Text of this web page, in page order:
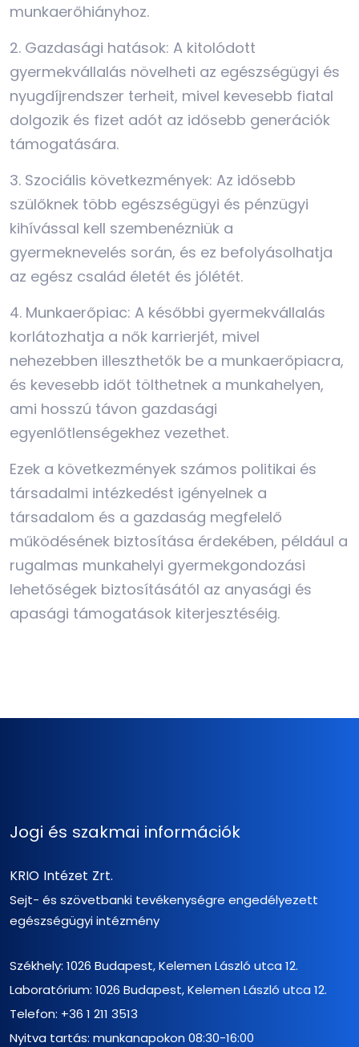
munkaerőhiányhoz.
2. Gazdasági hatások: A kitolódott
gyermekvállalás növelheti az egészségügyi és
nyugdíjrendszer terheit, mivel kevesebb fiatal
dolgozik és fizet adót az idősebb generációk
támogatására.
3. Szociális következmények: Az idősebb
szülőknek több egészségügyi és pénzügyi
kihívással kell szembenézniük a
gyermeknevelés során, és ez befolyásolhatja
az egész család életét és jólétét.
4. Munkaerőpiac: A későbbi gyermekvállalás
korlátozhatja a nők karrierjét, mivel
nehezebben illeszthetők be a munkaerőpiacra,
és kevesebb időt tölthetnek a munkahelyen,
ami hosszú távon gazdasági
egyenlőtlenségekhez vezethet.
Ezek a következmények számos politikai és
társadalmi intézkedést igényelnek a
társadalom és a gazdaság megfelelő
működésének biztosítása érdekében, például a
rugalmas munkahelyi gyermekgondozási
lehetőségek biztosításától az anyasági és
apasági támogatások kiterjesztéséig.
Jogi és szakmai információk
KRIO Intézet Zrt.
Sejt- és szövetbanki tevékenységre engedélyezett
egészségügyi intézmény
Székhely: 1026 Budapest, Kelemen László utca 12.
Laboratórium: 1026 Budapest, Kelemen László utca 12.
Telefon: +36 1 211 3513
Nyitva tartás: munkanapokon 08:30-16:00